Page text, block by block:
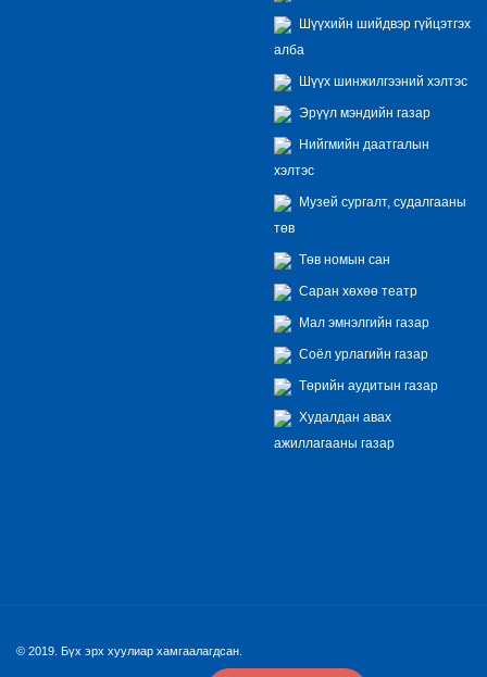
Шүүхийн шийдвэр гүйцэтгэх
алба
Шүүх шинжилгээний хэлтэс
Эрүүл мэндийн газар
Нийгмийн даатгалын
хэлтэс
Музей сургалт, судалгааны
төв
Төв номын сан
Саран хөхөө театр
Мал эмнэлгийн газар
Соёл урлагийн газар
Төрийн аудитын газар
Худалдан авах
ажиллагааны газар
© 2019. Бүх эрх хуулиар хамгаалагдсан.